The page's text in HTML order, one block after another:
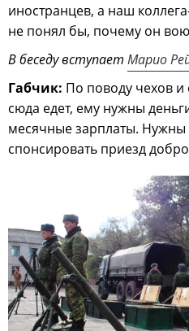
иностранцев, а наш
не понял бы, почему он
В беседу вступает Марио
Габчик: По поводу чехов и
сюда едет, ему нужны
месячные зарплаты.
спонсировать приезд